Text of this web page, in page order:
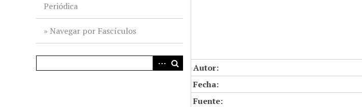
Periódica
Navegar por Fascículos
Autor:
Fecha:
Fuente: